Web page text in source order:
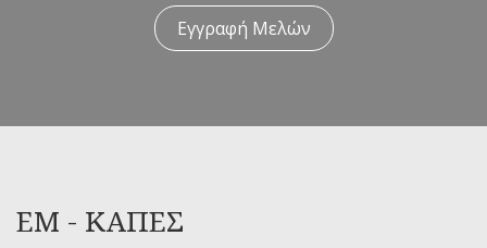
Εγγραφή Μελών
ΕΜ - ΚΑΠΕΣ